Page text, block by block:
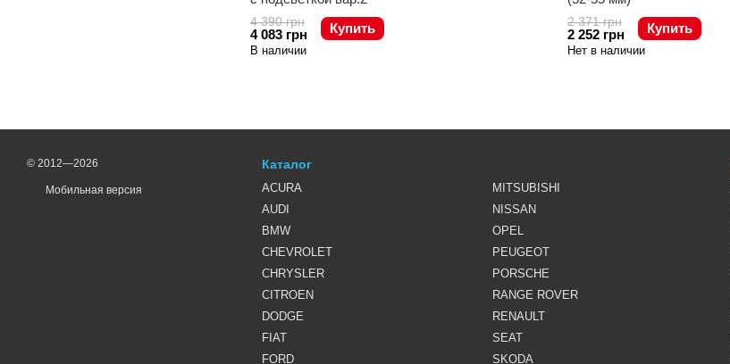
4 390 грн
4 083 грн Купить
В наличии
2 371 грн
2 252 грн Купить
Нет в наличии
© 2012—2026
Мобильная версия
Каталог
ACURA
AUDI
BMW
CHEVROLET
CHRYSLER
CITROEN
DODGE
FIAT
FORD
MITSUBISHI
NISSAN
OPEL
PEUGEOT
PORSCHE
RANGE ROVER
RENAULT
SEAT
SKODA